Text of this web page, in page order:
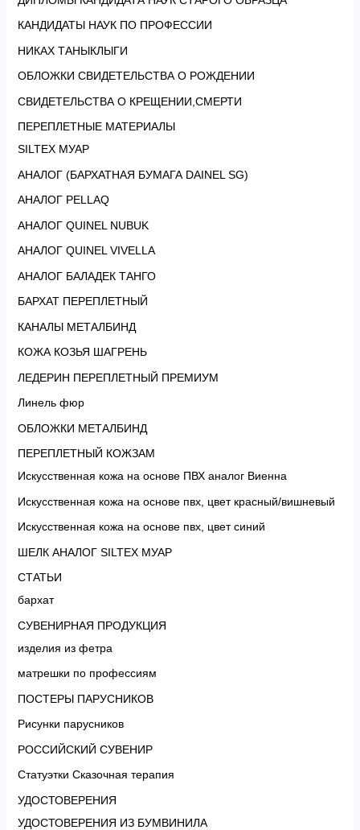
КАНДИДАТЫ НАУК ПО ПРОФЕССИИ
НИКАХ ТАНЫКЛЫГИ
ОБЛОЖКИ СВИДЕТЕЛЬСТВА О РОЖДЕНИИ
СВИДЕТЕЛЬСТВА О КРЕЩЕНИИ,СМЕРТИ
ПЕРЕПЛЕТНЫЕ МАТЕРИАЛЫ
SILTEX МУАР
АНАЛОГ (БАРХАТНАЯ БУМАГА DAINEL SG)
АНАЛОГ PELLAQ
АНАЛОГ QUINEL NUBUK
АНАЛОГ QUINEL VIVELLA
АНАЛОГ БАЛАДЕК ТАНГО
БАРХАТ ПЕРЕПЛЕТНЫЙ
КАНАЛЫ МЕТАЛБИНД
КОЖА КОЗЬЯ ШАГРЕНЬ
ЛЕДЕРИН ПЕРЕПЛЕТНЫЙ ПРЕМИУМ
Линель фюр
ОБЛОЖКИ МЕТАЛБИНД
ПЕРЕПЛЕТНЫЙ КОЖЗАМ
Искусственная кожа на основе ПВХ аналог Виенна
Искусственная кожа на основе пвх, цвет красный/вишневый
Искусственная кожа на основе пвх, цвет синий
ШЕЛК АНАЛОГ SILTEX МУАР
СТАТЬИ
бархат
СУВЕНИРНАЯ ПРОДУКЦИЯ
изделия из фетра
матрешки по профессиям
ПОСТЕРЫ ПАРУСНИКОВ
Рисунки парусников
РОССИЙСКИЙ СУВЕНИР
Статуэтки Сказочная терапия
УДОСТОВЕРЕНИЯ
УДОСТОВЕРЕНИЯ ИЗ БУМВИНИЛА